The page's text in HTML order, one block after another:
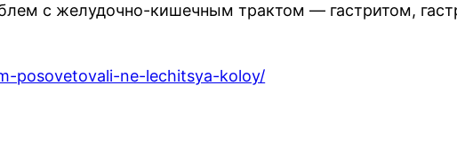
с желудочно-кишечным трактом — гастритом,
posovetovali-ne-lechitsya-koloy/